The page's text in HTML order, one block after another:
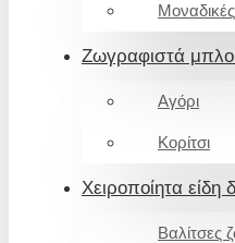
Μοναδικές
Ζωγραφιστά
Αγόρι
Κορίτσι
Χειροποίητα
Βαλίτσες